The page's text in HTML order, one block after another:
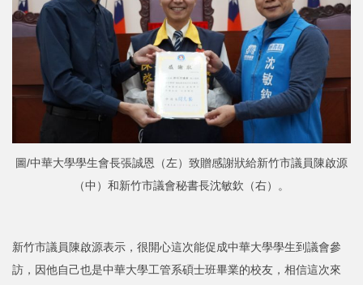
圖/中華大學學生會長張誠恩（左）致贈感謝狀給新竹市議員陳啟源
（中）和新竹市議會秘書長沈敏欽（右）。
新竹市議員陳啟源表示，很開心這次能促成中華大學學生到議會參
訪，因他自己也是中華大學工管系碩士班畢業的校友，相信這次來